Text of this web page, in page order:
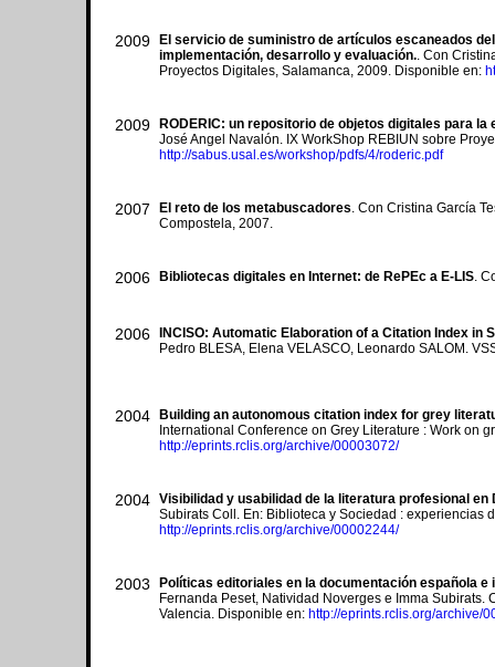
2009
El servicio de suministro de artículos escaneados
implementación, desarrollo y evaluación.. Con
Proyectos Digitales, Salamanca, 2009. Disponible en:
2009
RODERIC: un repositorio de objetos digitales para
José Angel Navalón. IX WorkShop REBIUN sobre
http://sabus.usal.es/workshop/pdfs/4/roderic.pdf
2007 El reto de los metabuscadores. Con Cristina García
Compostela, 2007.
2006 Bibliotecas digitales en Internet: de RePEc a E-LIS.
2006
INCISO: Automatic Elaboration of a Citation Index in
Pedro BLESA, Elena VELASCO, Leonardo SALOM.
2004
Building an autonomous citation index for grey
International Conference on Grey Literature : Work on
http://eprints.rclis.org/archive/00003072/
2004 Visibilidad y usabilidad de la literatura profesional
Subirats Coll. En: Biblioteca y Sociedad : experiencias
http://eprints.rclis.org/archive/00002244/
2003
Políticas editoriales en la documentación española
Fernanda Peset, Natividad Noverges e Imma
Valencia. Disponible en: http://eprints.rclis.org/archive/